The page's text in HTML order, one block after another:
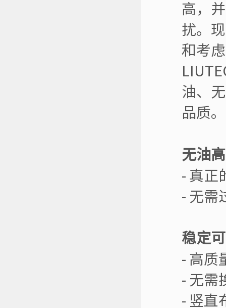
高，
扰。
和考
油、
品质。
无油
- 真正
- 无需
稳定
- 高质
- 无需
- 竖直